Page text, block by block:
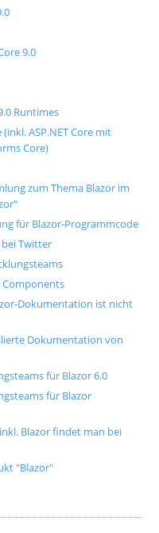
9.0
Runtimes
ASP.NET Core mit
Core)
zum Thema Blazor im
für Blazor-Programmcode
bei Twitter
Components
Dokumentation ist nicht
Dokumentation von
für Blazor 6.0
für Blazor
Blazor findet man bei
"Blazor"